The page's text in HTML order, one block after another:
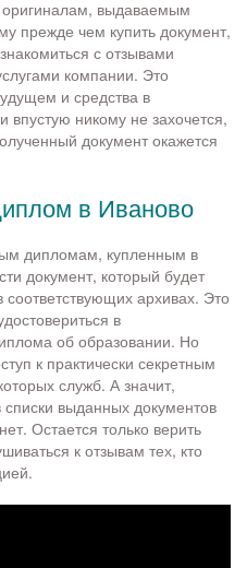
оригиналам, выдаваемым
прежде чем купить документ,
с отзывами
компании. Это
и средства в
впустую никому не захочется,
документ окажется
в Иваново
дипломам, купленным в
документ, который будет
архивах. Это
в
об образовании. Но
к практически секретным
служб. А значит,
выданных документов
Остается только верить
к отзывам тех, кто